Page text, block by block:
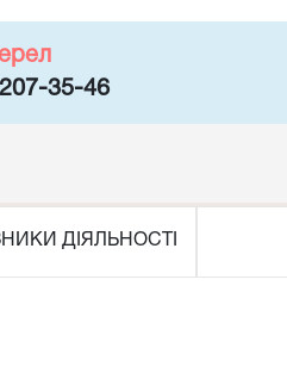
35-46
ДІЯЛЬНОСТІ